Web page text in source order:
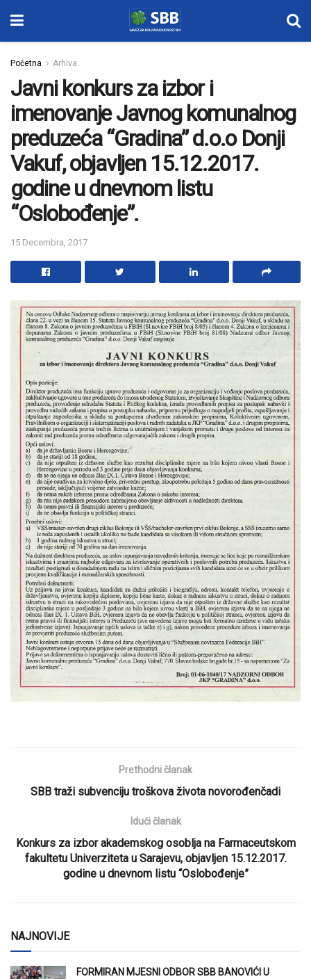
Početna Arhiva
Javni konkurs za izbor i
imenovanje Javnog komunalnog
preduzeća “Gradina” d.o.o Donji
Vakuf, objavljen 15.12.2017.
godine u dnevnom listu
“Oslobođenje”.
15 Decembra, 2017
Prethodni članak
SBB traži subvenciju troškova života novorođenčadi
Idući članak
Konkurs za izbor akademskog osoblja na Farmaceutskom
fakultetu Univerziteta u Sarajevu, objavljen 15.12.2017.
godine u dnevnom listu “Oslobođenje”
NAJNOVIJE
FORMIRAN MJESNI ODBOR SBB BANOVIĆI U